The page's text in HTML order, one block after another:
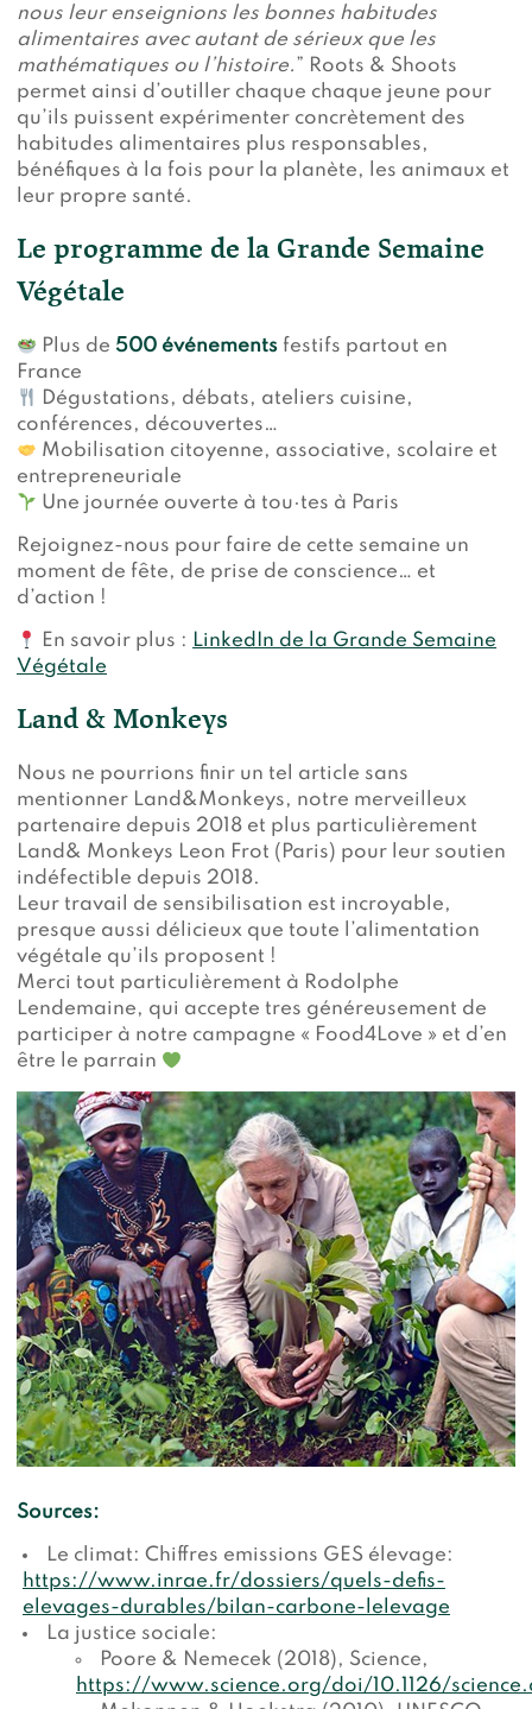
nous leur enseignions les bonnes habitudes
alimentaires avec autant de sérieux que les
mathématiques ou l’histoire. ” Roots & Shoots
permet ainsi d’outiller chaque chaque jeune pour
qu’ils puissent expérimenter concrètement des
habitudes alimentaires plus responsables,
bénéfiques à la fois pour la planète, les animaux et
leur propre santé.
Le programme de la Grande Semaine
Végétale
Plus de 500 événements festifs partout en
France
Dégustations, débats, ateliers cuisine,
conférences, découvertes…
Mobilisation citoyenne, associative, scolaire et
entrepreneuriale
Une journée ouverte à tou·tes à Paris
Rejoignez-nous pour faire de cette semaine un
moment de fête, de prise de conscience… et
d’action !
En savoir plus : LinkedIn de la Grande Semaine
Végétale
Land & Monkeys
Nous ne pourrions finir un tel article sans
mentionner Land&Monkeys, notre merveilleux
partenaire depuis 2018 et plus particulièrement
Land& Monkeys Leon Frot (Paris) pour leur soutien
indéfectible depuis 2018.
Leur travail de sensibilisation est incroyable,
presque aussi délicieux que toute l’alimentation
végétale qu’ils proposent !
Merci tout particulièrement à Rodolphe
Lendemaine, qui accepte tres généreusement de
participer à notre campagne « Food4Love » et d’en
être le parrain
Sources:
Le climat: Chiffres emissions GES élevage:
https://www.inrae.fr/dossiers/quels-defis-
elevages-durables/bilan-carbone-lelevage
La justice sociale:
Poore & Nemecek (2018), Science,
https://www.science.org/doi/10.1126/